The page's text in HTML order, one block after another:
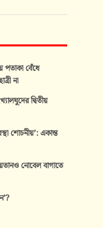
পতাকা বেঁধে
না
দ্বিতীয়
শোচনীয়’: একান্ত
নোবেল বাগাতে